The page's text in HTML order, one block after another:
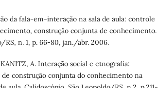
da fala-em-interação na sala de aula: controle
construção conjunta de conhecimento.
RS, n. 1, p. 66-80, jan./abr. 2006.
A. Interação social e etnografia:
construção conjunta do conhecimento na